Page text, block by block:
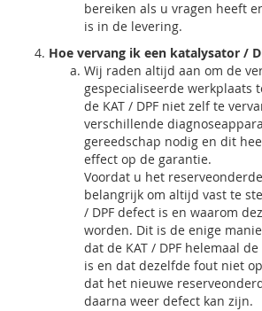
bereiken als u vragen heeft
is in de levering.
Hoe vervang ik een katalysator /
Wij raden altijd aan om de
gespecialiseerde werkplaats
de KAT / DPF niet zelf te
verschillende
gereedschap nodig en dit
effect op de garantie.
Voordat u het
belangrijk om altijd vast te
/ DPF defect is en waarom
worden. Dit is de enige
dat de KAT / DPF helemaal
is en dat dezelfde fout niet
dat het nieuwe
daarna weer defect kan zijn.